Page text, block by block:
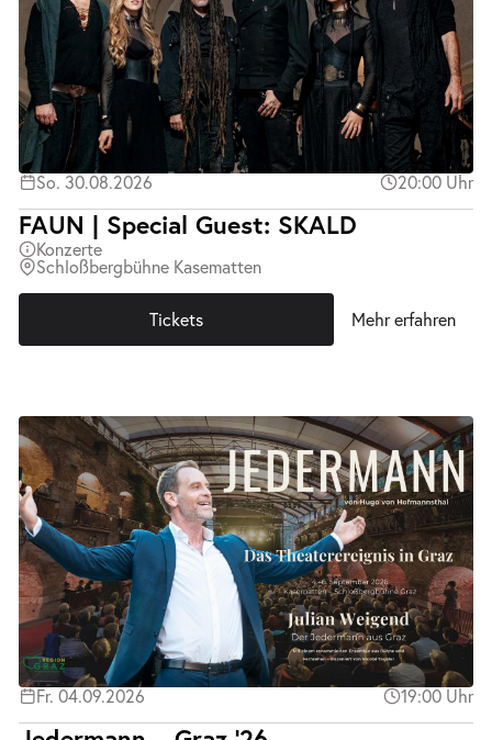
So. 30.08.2026 20:00 Uhr
FAUN | Special Guest: SKALD
Konzerte
Schloßbergbühne Kasematten
Tickets Mehr erfahren
Fr. 04.09.2026 19:00 Uhr